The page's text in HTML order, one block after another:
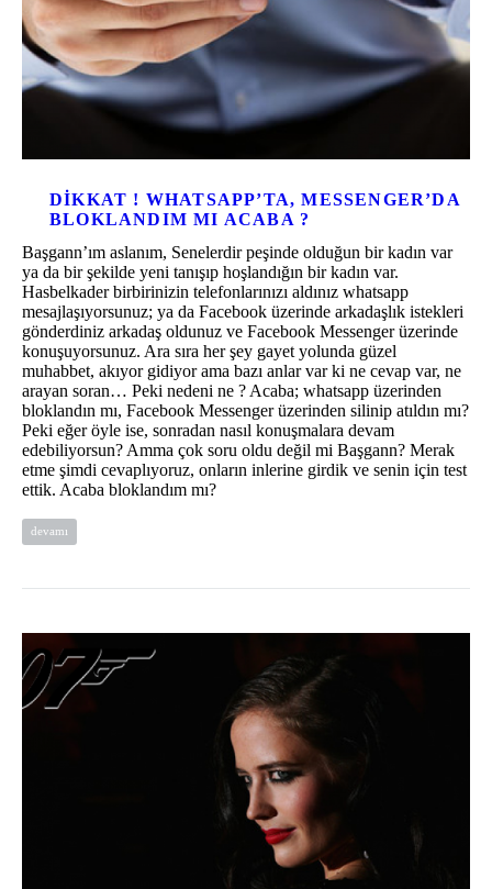
DIKKAT ! WHATSAPP’TA, MESSENGER’DA
BLOKLANDIM MI ACABA ?
Başgann’ım aslanım, Senelerdir peşinde olduğun bir kadın var
ya da bir şekilde yeni tanışıp hoşlandığın bir kadın var.
Hasbelkader birbirinizin telefonlarınızı aldınız whatsapp
mesajlaşıyorsunuz; ya da Facebook üzerinde arkadaşlık istekleri
gönderdiniz arkadaş oldunuz ve Facebook Messenger üzerinde
konuşuyorsunuz. Ara sıra her şey gayet yolunda güzel
muhabbet, akıyor gidiyor ama bazı anlar var ki ne cevap var, ne
arayan soran… Peki nedeni ne ? Acaba; whatsapp üzerinden
bloklandın mı, Facebook Messenger üzerinden silinip atıldın mı?
Peki eğer öyle ise, sonradan nasıl konuşmalara devam
edebiliyorsun? Amma çok soru oldu değil mi Başgann? Merak
etme şimdi cevaplıyoruz, onların inlerine girdik ve senin için test
ettik. Acaba bloklandım mı?
devamı